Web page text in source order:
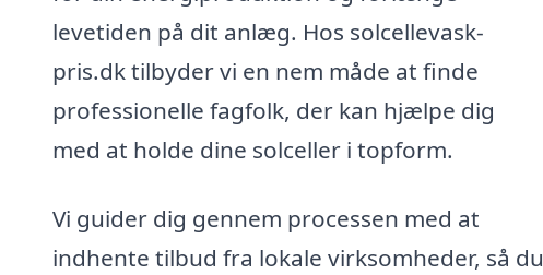
levetiden på dit anlæg. Hos solcellevask-
pris.dk tilbyder vi en nem måde at finde
professionelle fagfolk, der kan hjælpe dig
med at holde dine solceller i topform.
Vi guider dig gennem processen med at
indhente tilbud fra lokale virksomheder, så du